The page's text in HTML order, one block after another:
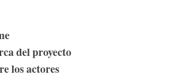
del proyecto
los actores